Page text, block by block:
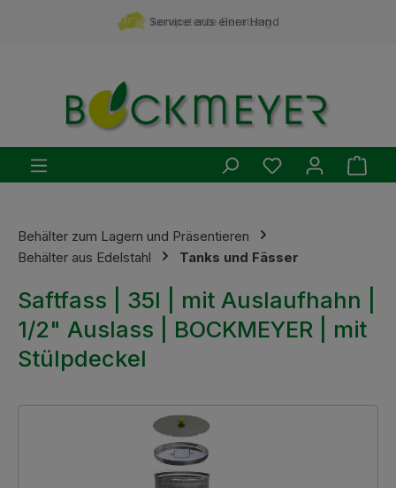
Zum Hauptinhalt springenkompetente Beratung
Service aus einer Hand
Du hast 0
Behälter zum Lagern und Präsentieren
Behälter aus Edelstahl
Tanks und Fässer
Saftfass | 35l | mit Auslaufhahn |
1/2" Auslass | BOCKMEYER | mit
Stülpdeckel
Bildergalerie überspringen